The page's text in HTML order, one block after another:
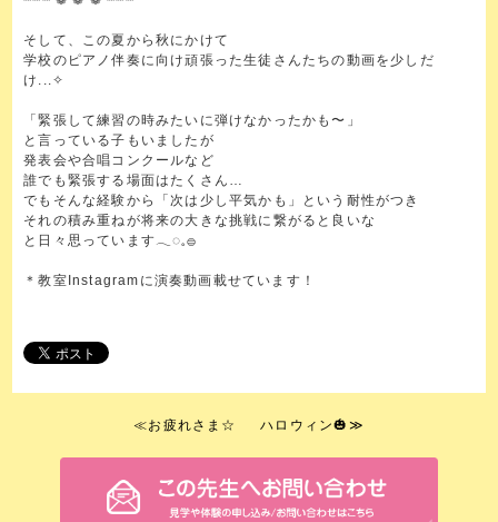
そして、この夏から秋にかけて
学校のピアノ伴奏に向け頑張った生徒さんたちの動画を少しだ
け...✧
「緊張して練習の時みたいに弾けなかったかも〜」
と言っている子もいましたが
発表会や合唱コンクールなど
誰でも緊張する場面はたくさん…
でもそんな経験から「次は少し平気かも」という耐性がつき
それの積み重ねが将来の大きな挑戦に繋がると良いな
と日々思っています𓂃◌𓈒𓐍
＊教室Instagramに演奏動画載せています！
≪お疲れさま☆ ハロウィン🎃 ≫